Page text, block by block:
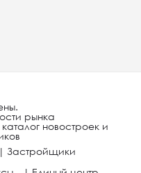
рынка
новостроек и
| Застройщики